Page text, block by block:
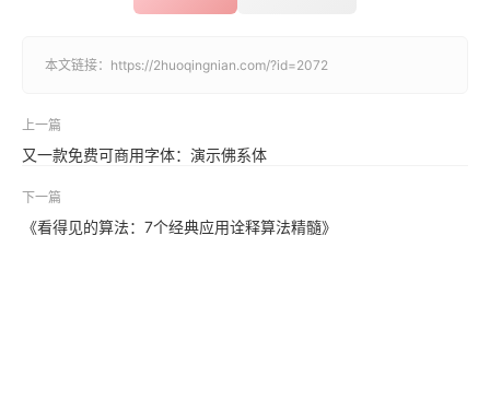
本文链接： https://2huoqingnian.com/?id=2072
上一篇
又一款免费可商用字体：演示佛系体
下一篇
《看得见的算法：7个经典应用诠释算法精髓》